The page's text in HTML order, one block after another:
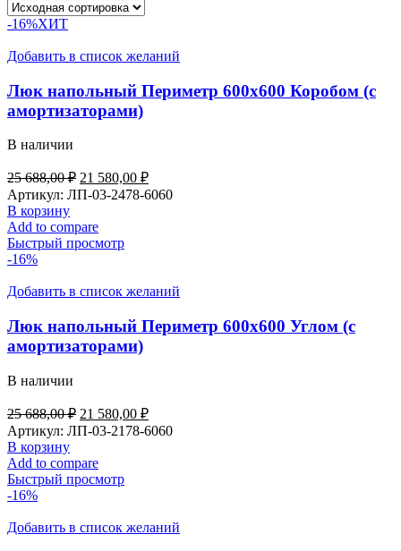
-16%ХИТ
Добавить в список желаний
Люк напольный Периметр 600х600 Коробом (с
амортизаторами)
В наличии
25 688,00₽ Первоначальная
цена
25
688,00 ₽.
21 580,00 ₽Текущая
цена:
Артикул: ЛП-03-2478-6060
В корзину
Add to compare
Быстрый просмотр
-16%
Добавить в список желаний
Люк напольный Периметр 600х600 Углом (с
амортизаторами)
В наличии
25 688,00₽ Первоначальная
цена
25
688,00 ₽.
21 580,00 ₽Текущая
цена:
Артикул: ЛП-03-2178-6060
В корзину
Add to compare
Быстрый просмотр
-16%
Добавить в список желаний